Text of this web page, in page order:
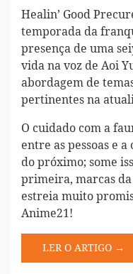
Healin’ Good
temporada da
presença de uma
vida na voz de Aoi
abordagem de
pertinentes na
O cuidado com a
entre as pessoas e
do próximo; some
primeira, marcas
estreia muito
Anime21!
LER O ARTIGO →